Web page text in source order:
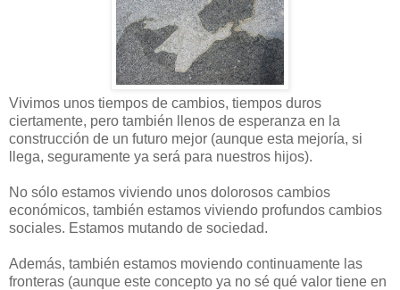
Vivimos unos tiempos de cambios, tiempos duros
ciertamente, pero también llenos de esperanza en la
construcción de un futuro mejor (aunque esta mejoría, si
llega, seguramente ya será para nuestros hijos).
No sólo estamos viviendo unos dolorosos cambios
económicos, también estamos viviendo profundos cambios
sociales. Estamos mutando de sociedad.
Además, también estamos moviendo continuamente las
fronteras (aunque este concepto ya no sé qué valor tiene en